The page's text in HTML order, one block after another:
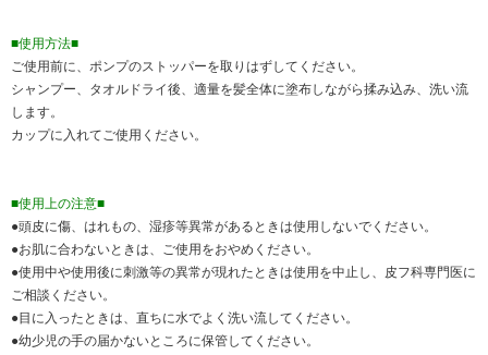
■使用方法■
ご使用前に、ポンプのストッパーを取りはずしてください。
シャンプー、タオルドライ後、適量を髪全体に塗布しながら揉み込み、洗い流
します。
カップに入れてご使用ください。
■使用上の注意■
●頭皮に傷、はれもの、湿疹等異常があるときは使用しないでください。
●お肌に合わないときは、ご使用をおやめください。
●使用中や使用後に刺激等の異常が現れたときは使用を中止し、皮フ科専門医に
ご相談ください。
●目に入ったときは、直ちに水でよく洗い流してください。
●幼少児の手の届かないところに保管してください。